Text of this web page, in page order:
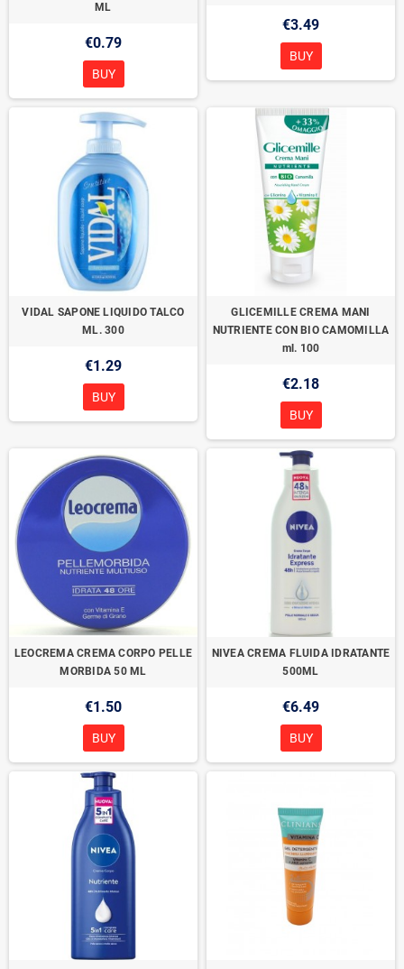
ML
€0.79
BUY
€3.49
BUY
VIDAL SAPONE LIQUIDO TALCO
ML. 300
€1.29
BUY
GLICEMILLE CREMA MANI
NUTRIENTE CON BIO CAMOMILLA
ml. 100
€2.18
BUY
LEOCREMA CREMA CORPO PELLE
MORBIDA 50 ML
€1.50
BUY
NIVEA CREMA FLUIDA IDRATANTE
500ML
€6.49
BUY